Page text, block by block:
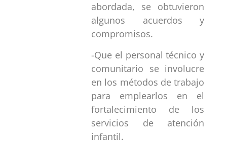
abordada, se obtuvieron
algunos acuerdos y
compromisos.
-Que el personal técnico y
comunitario se involucre
en los métodos de trabajo
para emplearlos en el
fortalecimiento de los
servicios de atención
infantil.